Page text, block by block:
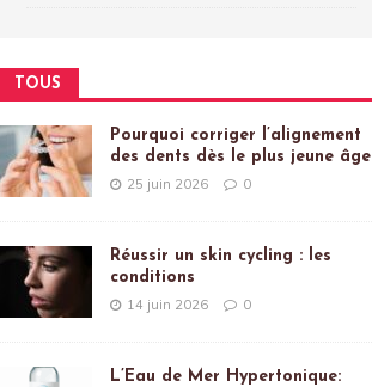
TOUS
Pourquoi corriger l’alignement
des dents dès le plus jeune âge
25 juin 2026 0
Réussir un skin cycling : les
conditions
14 juin 2026 0
L’Eau de Mer Hypertonique: